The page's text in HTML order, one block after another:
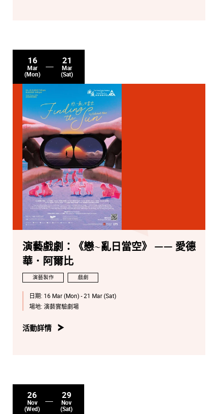
16
Mar
(Mon)
21
Mar
(Sat)
演藝戲劇：《戀~亂日當空》 —— 愛德
華．阿爾比
演藝製作 戲劇
日期: 16 Mar (Mon) - 21 Mar (Sat)
場地: 演藝實驗劇場
活動詳情
26
Nov
(Wed)
29
Nov
(Sat)